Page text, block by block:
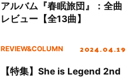
アルバム『春眠旅団』：全曲
レビュー【全13曲】
REVIEW&COLUMN 2024.04.19
【特集】She is Legend 2nd